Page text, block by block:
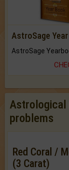
AstroSage
Astrological
problems
Red Coral /
(3 Carat)